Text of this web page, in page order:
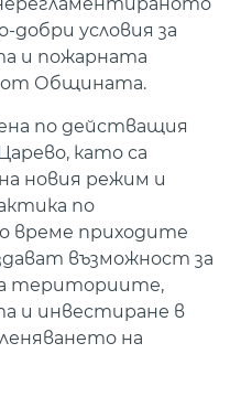
добри условия за
и пожарната
от Общината.
по действащия
като са
новия режим и
по
време приходите
възможност за
териториите,
и инвестиране в
на